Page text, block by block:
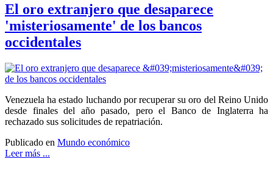
El oro extranjero que desaparece
'misteriosamente' de los bancos
occidentales
Venezuela ha estado luchando por recuperar su oro del Reino Unido
desde finales del año pasado, pero el Banco de Inglaterra ha
rechazado sus solicitudes de repatriación.
Publicado en Mundo económico
Leer más ...